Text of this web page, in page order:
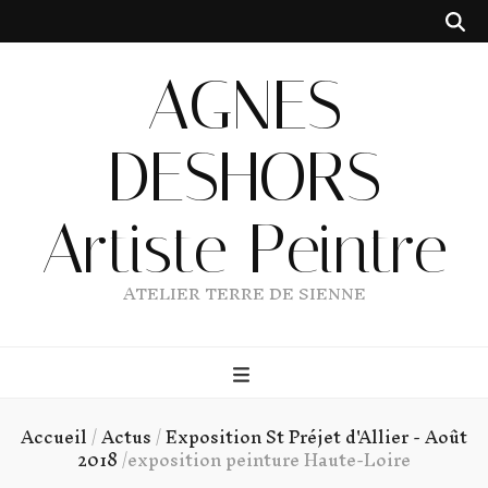
AGNES
DESHORS
Artiste Peintre
ATELIER TERRE DE SIENNE
Accueil/Actus/Exposition St Préjet d'Allier - Août
2018/exposition peinture Haute-Loire